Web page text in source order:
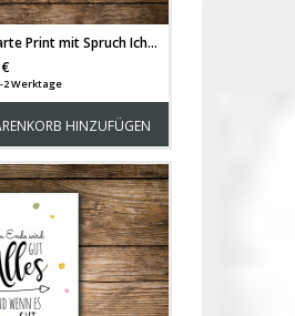
A6 Postkarte Print mit Spruch Ich bin jetzt fertig mit Erwachsen werden... pk091
Werktage
HINZUFÜGEN